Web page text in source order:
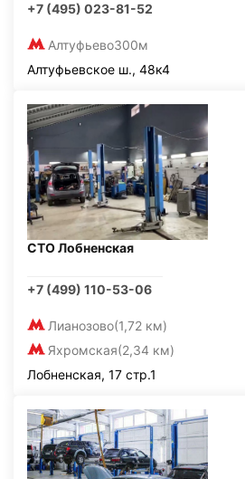
+7 (495) 023-81-52
Алтуфьево300м
Алтуфьевское ш., 48к4
СТО Лобненская
+7 (499) 110-53-06
Лианозово(1,72 км)
Яхромская(2,34 км)
Лобненская, 17 стр.1